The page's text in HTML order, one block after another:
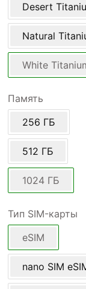
Desert
Natural
White
Память
256 ГБ
512 ГБ
1024 ГБ
Тип SIM-карты
eSIM
nano SIM